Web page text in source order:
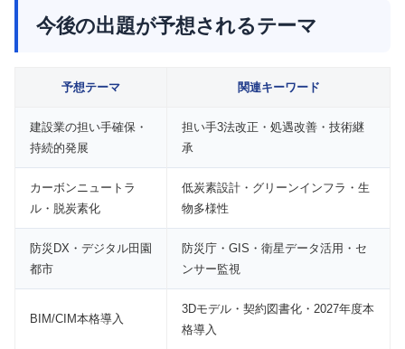
今後の出題が予想されるテーマ
予想テーマ 関連キーワード
建設業の担い手確保・
持続的発展
担い手3法改正・処遇改善・技術継
承
カーボンニュートラ
ル・脱炭素化
低炭素設計・グリーンインフラ・生
物多様性
防災DX・デジタル田園
都市
防災庁・GIS・衛星データ活用・セ
ンサー監視
BIM/CIM本格導入
3Dモデル・契約図書化・2027年度本
格導入